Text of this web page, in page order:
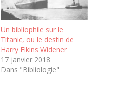
Un bibliophile sur le
Titanic, ou le destin de
Harry Elkins Widener
17 janvier 2018
Dans "Bibliologie"